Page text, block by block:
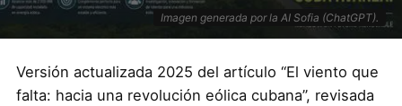
Imagen generada por la AI Sofia (ChatGPT).
Versión actualizada 2025 del artículo “El viento que
falta: hacia una revolución eólica cubana”, revisada